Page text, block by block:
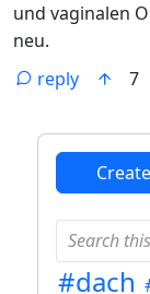
und vaginalen
neu.
reply
7
#dach